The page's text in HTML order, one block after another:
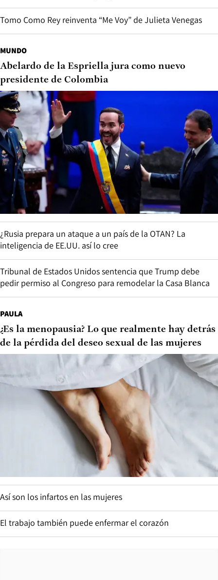
Tomo Como Rey reinventa “Me Voy” de Julieta Venegas
MUNDO
Abelardo de la Espriella jura como nuevo
presidente de Colombia
¿Rusia prepara un ataque a un país de la OTAN? La
inteligencia de EE.UU. así lo cree
Tribunal de Estados Unidos sentencia que Trump debe
pedir permiso al Congreso para remodelar la Casa Blanca
PAULA
¿Es la menopausia? Lo que realmente hay detrás
de la pérdida del deseo sexual de las mujeres
Así son los infartos en las mujeres
El trabajo también puede enfermar el corazón